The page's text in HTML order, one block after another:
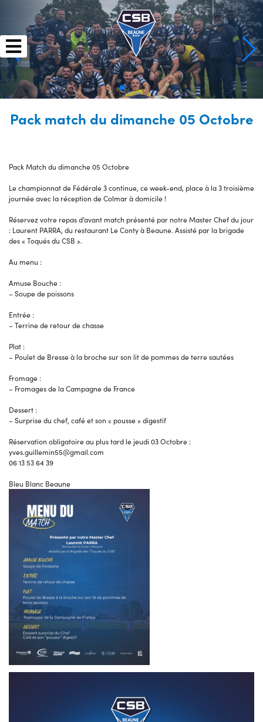
Pack match du dimanche 05 Octobre
Pack Match du dimanche 05 Octobre
Le championnat de Fédérale 3 continue, ce week-end, place à la 3 troisième
journée avec la réception de Colmar à domicile !
Réservez votre repas d’avant match présenté par notre Master Chef du jour
: Laurent PARRA, du restaurant Le Conty à Beaune. Assisté par la brigade
des « Toqués du CSB ».
Au menu :
Amuse Bouche :
– Soupe de poissons
Entrée :
– Terrine de retour de chasse
Plat :
– Poulet de Bresse à la broche sur son lit de pommes de terre sautées
Fromage :
– Fromages de la Campagne de France
Dessert :
– Surprise du chef, café et son « pousse » digestif
Réservation obligatoire au plus tard le jeudi 03 Octobre :
yves.guillemin55@gmail.com
06 13 53 64 39
Bleu Blanc Beaune